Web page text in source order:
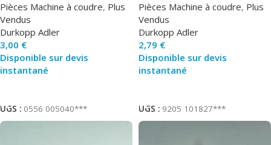
Pièces Machine à coudre, Plus
Vendus
Durkopp Adler
3,00 €
Disponible sur devis
instantané
UGS : 0556 005040***
Pièces Machine à coudre, Plus
Vendus
Durkopp Adler
2,79 €
Disponible sur devis
instantané
UGS : 9205 101827***